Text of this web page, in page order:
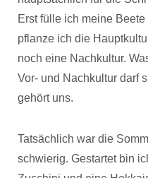
Erst fülle ich meine
pflanze ich die
noch eine Nachkultur.
Vor- und Nachkultur darf
gehört uns.
Tatsächlich war die
schwierig. Gestartet bin